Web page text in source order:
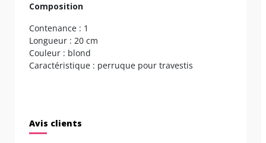
Composition
Contenance : 1
Longueur : 20 cm
Couleur : blond
Caractéristique : perruque pour travestis
Avis clients